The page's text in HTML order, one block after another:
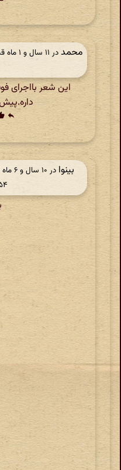
محمددر ‫۱۱ سال و ۱ ماه قبل، دوشنبه ۸ تیر ۱۳۹۴، ساعت ۱۲:۵۷
این شعر بااجرای
reply
بینوا